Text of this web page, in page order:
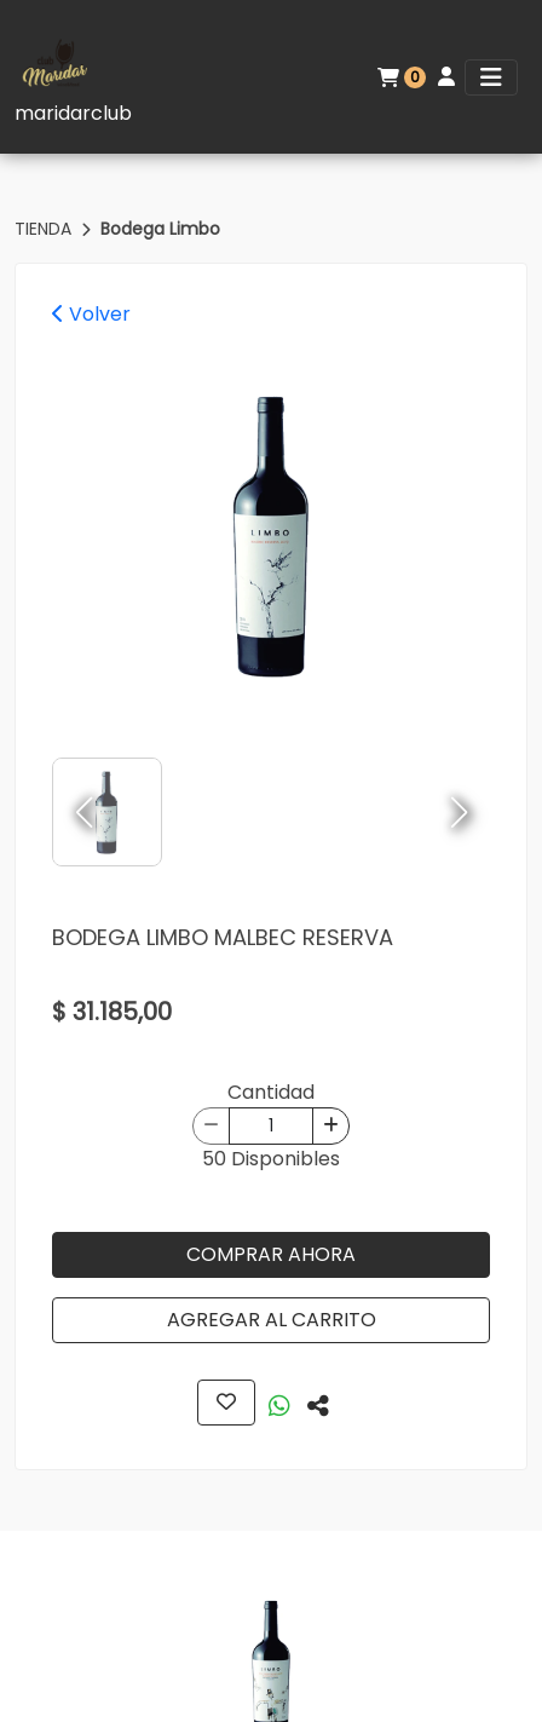
maridarclub
0
TIENDA Bodega Limbo
Volver
BODEGA LIMBO MALBEC RESERVA
$ 31.185,00
Cantidad
50 Disponibles
COMPRAR AHORA
AGREGAR AL CARRITO